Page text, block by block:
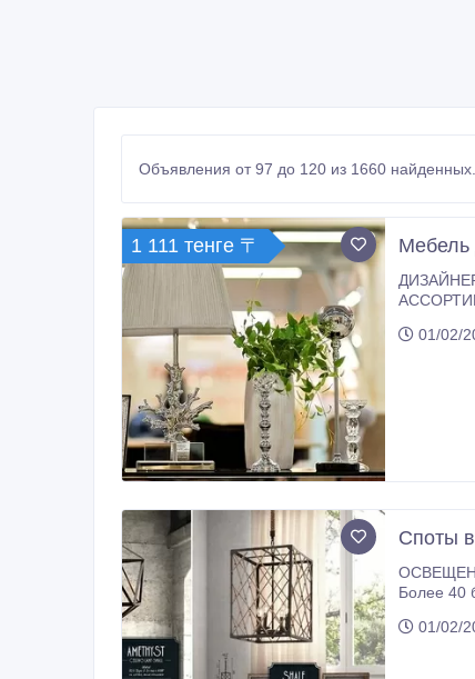
Объявления от 97 до 120 из 1660 найденных.
1 111 тенге 〒 Мебель
ДИЗАЙНЕРСКАЯ
АССОРТИМЕНТ: • Банкетки • Шкафы • Диваны • Зеркальная мебель • Комоды
01/02/
Споты
ОСВЕЩЕНИЕ для дома, офиса, ресторана, бара,
Более 40
IDEAL LUX, MW LIGCHT, OLVA европейское качество по доступным ценам!!! АССОРТИМЕНТ: Люстры
01/02/